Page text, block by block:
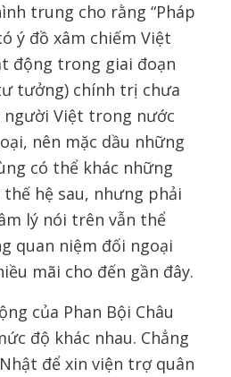
trung cho rằng “Pháp
ý đồ xâm chiếm Việt
động trong giai đoạn
tưởng) chính trị chưa
Việt trong nước
nên mặc dầu những
có thể khác những
hệ sau, nhưng phải
lý nói trên vẫn thể
quan niệm đối ngoại
mãi cho đến gần đây.
của Phan Bội Châu
độ khác nhau. Chẳng
để xin viện trợ quân